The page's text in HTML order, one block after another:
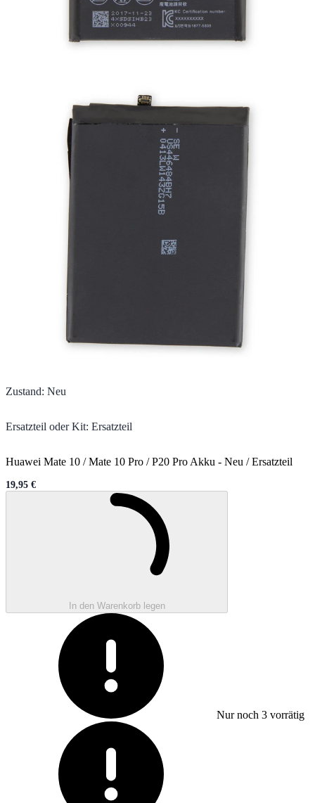
Zustand: Neu
Ersatzteil oder Kit: Ersatzteil
Huawei Mate 10 / Mate 10 Pro / P20 Pro Akku - Neu / Ersatzteil
Sale price
19,95 €
In den Warenkorb legen
Nur noch 3 vorrätig